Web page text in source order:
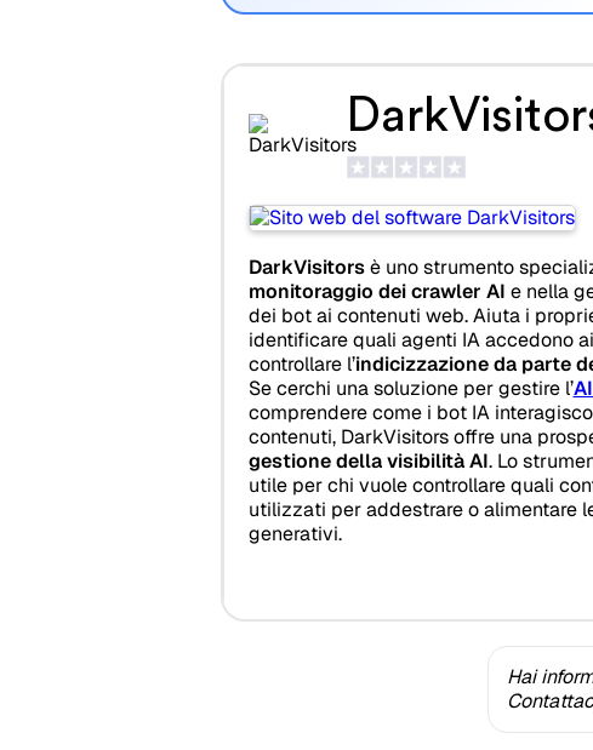
DarkVisitorsè uno strumento
monitoraggio dei crawler AI e nella
dei bot ai contenuti web. Aiuta i
identificare quali agenti IA accedono
controllare l’indicizzazione da parte
Se cerchi una soluzione per gestire l’
comprendere come i bot IA
contenuti, DarkVisitors offre una
gestione della visibilità AI. Lo
utile per chi vuole controllare quali
utilizzati per addestrare o alimentare
generativi.
Hai